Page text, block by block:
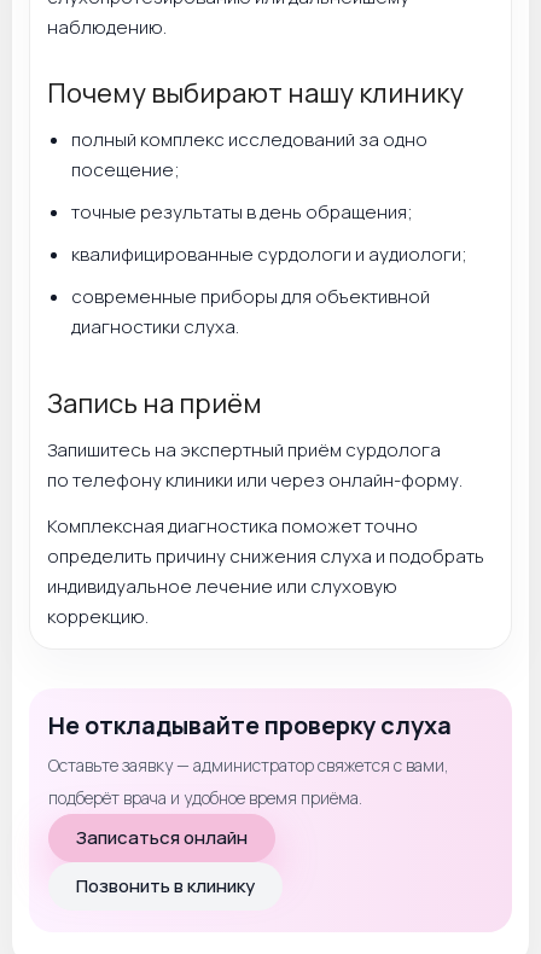
наблюдению.
Почему выбирают нашу клинику
полный комплекс исследований за одно
посещение;
точные результаты в день обращения;
квалифицированные сурдологи и аудиологи;
современные приборы для объективной
диагностики слуха.
Запись на приём
Запишитесь на экспертный приём сурдолога
по телефону клиники или через онлайн-форму.
Комплексная диагностика поможет точно
определить причину снижения слуха и подобрать
индивидуальное лечение или слуховую
коррекцию.
Не откладывайте проверку слуха
Оставьте заявку — администратор свяжется с вами,
подберёт врача и удобное время приёма.
Записаться онлайн
Позвонить в клинику